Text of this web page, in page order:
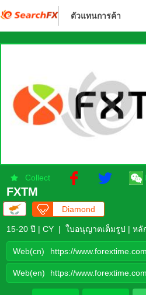
ตัวแทนการค้า
Collect
FXTM
Diamond
Flagship
15-20 ปี | CY | ใบอนุญาตเต็มรูป | หลั
Web(cn) https://
Web(en) https://